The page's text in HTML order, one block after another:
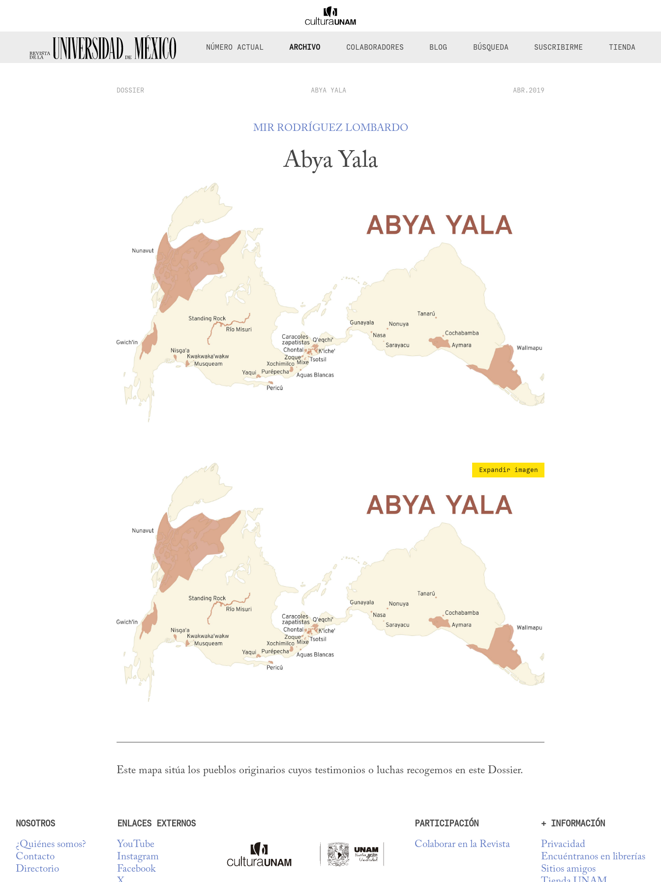
NÚMERO ACTUAL ARCHIVO COLABORADORES BLOG BÚSQUEDA SUSCRIBIRME TIENDA
DOSSIER ABYA YALA ABR.2019
MIR RODRÍGUEZ LOMBARDO
Abya Yala
Expandir imagen
Este mapa sitúa los pueblos originarios cuyos testimonios o luchas recogemos en este Dossier.
NOSOTROS
¿Quiénes somos?
Contacto
Directorio
ENLACES EXTERNOS
YouTube
Instagram
Facebook
PARTICIPACIÓN
Colaborar en la Revista
+ INFORMACIÓN
Privacidad
Encuéntranos en librerías
Sitios amigos